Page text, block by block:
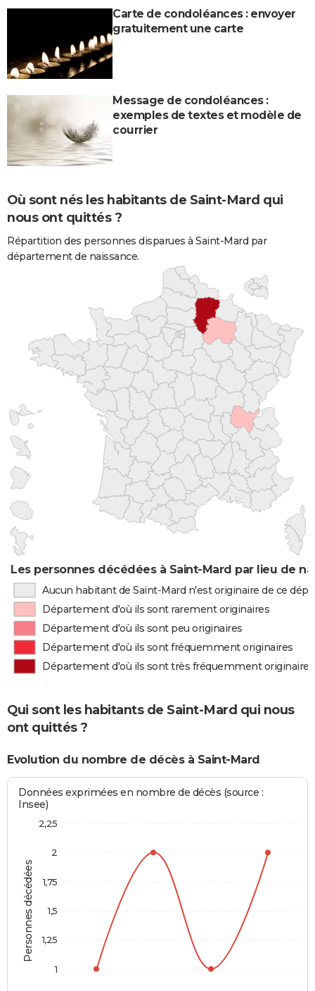
Carte de condoléances : envoyer
gratuitement une carte
Message de condoléances :
exemples de textes et modèle de
courrier
Où sont nés les habitants de Saint-Mard qui
nous ont quittés ?
Répartition des personnes disparues à Saint-Mard par
département de naissance.
Les personnes décédées à Saint-Mard par lieu de
Aucun habitant de Saint-Mard n'est originaire de ce
Département d'où ils sont rarement originaires
Département d'où ils sont peu originaires
Département d'où ils sont fréquemment originaires
Département d'où ils sont très fréquemment originaires
Qui sont les habitants de Saint-Mard qui nous
ont quittés ?
Evolution du nombre de décès à Saint-Mard
Personnes décédées
Données exprimées en nombre de décès (source :
Insee)
1
1,25
1,5
1,75
2
2,25